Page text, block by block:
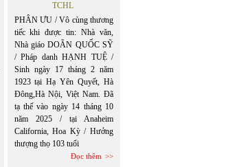
TCHL
PHÂN ƯU / Vô cùng thương
tiếc khi được tin: Nhà văn,
Nhà giáo DOÃN QUỐC SỸ
/ Pháp danh HẠNH TUỆ /
Sinh ngày 17 tháng 2 năm
1923 tại Hạ Yên Quyết, Hà
Đông,Hà Nội, Việt Nam. Đã
tạ thế vào ngày 14 tháng 10
năm 2025 / tại Anaheim
California, Hoa Kỳ / Hưởng
thượng thọ 103 tuổi
Đọc thêm